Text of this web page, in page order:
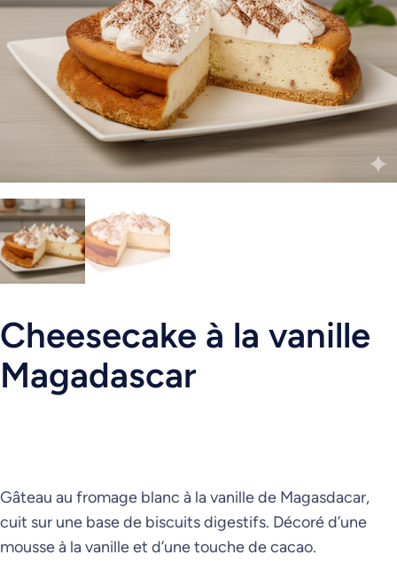
Cheesecake à la vanille
Magadascar
Gâteau au fromage blanc à la vanille de Magasdacar,
cuit sur une base de biscuits digestifs. Décoré d’une
mousse à la vanille et d’une touche de cacao.